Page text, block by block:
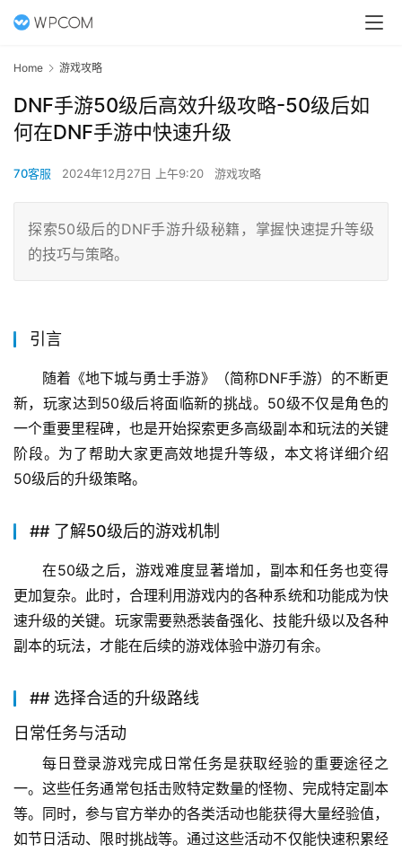
Home 游戏攻略
DNF手游50级后高效升级攻略-50级后如
何在DNF手游中快速升级
70客服 2024年12月27日 上午9:20 游戏攻略
探索50级后的DNF手游升级秘籍，掌握快速提升等级
的技巧与策略。
引言
随着《地下城与勇士手游》（简称DNF手游）的不断更
新，玩家达到50级后将面临新的挑战。50级不仅是角色的
一个重要里程碑，也是开始探索更多高级副本和玩法的关键
阶段。为了帮助大家更高效地提升等级，本文将详细介绍
50级后的升级策略。
## 了解50级后的游戏机制
在50级之后，游戏难度显著增加，副本和任务也变得
更加复杂。此时，合理利用游戏内的各种系统和功能成为快
速升级的关键。玩家需要熟悉装备强化、技能升级以及各种
副本的玩法，才能在后续的游戏体验中游刃有余。
## 选择合适的升级路线
日常任务与活动
每日登录游戏完成日常任务是获取经验的重要途径之
一。这些任务通常包括击败特定数量的怪物、完成特定副本
等。同时，参与官方举办的各类活动也能获得大量经验值，
如节日活动、限时挑战等。通过这些活动不仅能快速积累经